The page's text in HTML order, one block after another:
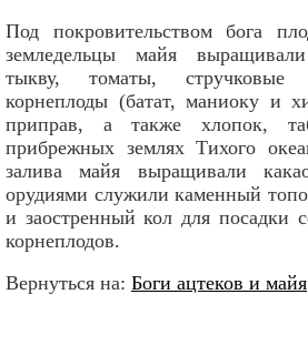
Под покровительством бога
земледельцы майя
тыкву, томаты, стручковые
корнеплоды (батат, маниоку и
приправ, а также хлопок,
прибрежных землях Тихого
залива майя выращивали
орудиями служили каменный
и заостренный кол для посадки
корнеплодов.
Вернуться на: Боги ацтеков и майя